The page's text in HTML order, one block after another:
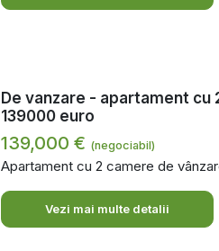
De vanzare - apartament cu
139000 euro
139,000 € (negociabil)
Apartament cu 2 camere de
Vezi mai multe detalii